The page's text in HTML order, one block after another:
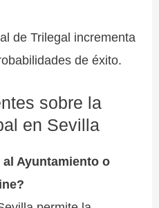
de Trilegal incrementa
de éxito.
sobre la
en Sevilla
Ayuntamiento o